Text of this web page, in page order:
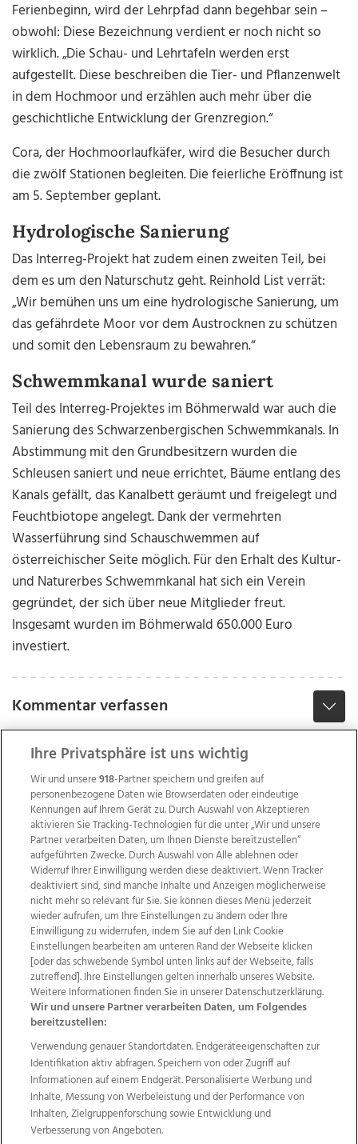
Ferienbeginn, wird der Lehrpfad dann begehbar sein –
obwohl: Diese Bezeichnung verdient er noch nicht so
wirklich. „Die Schau- und Lehrtafeln werden erst
aufgestellt. Diese beschreiben die Tier- und Pflanzenwelt
in dem Hochmoor und erzählen auch mehr über die
geschichtliche Entwicklung der Grenzregion.“
Cora, der Hochmoorlaufkäfer, wird die Besucher durch
die zwölf Stationen begleiten. Die feierliche Eröffnung ist
am 5. September geplant.
Hydrologische Sanierung
Das Interreg-Projekt hat zudem einen zweiten Teil, bei
dem es um den Naturschutz geht. Reinhold List verrät:
„Wir bemühen uns um eine hydrologische Sanierung, um
das gefährdete Moor vor dem Austrocknen zu schützen
und somit den Lebensraum zu bewahren.“
Schwemmkanal wurde saniert
Teil des Interreg-Projektes im Böhmerwald war auch die
Sanierung des Schwarzenbergischen Schwemmkanals. In
Abstimmung mit den Grundbesitzern wurden die
Schleusen saniert und neue errichtet, Bäume entlang des
Kanals gefällt, das Kanalbett geräumt und freigelegt und
Feuchtbiotope angelegt. Dank der vermehrten
Wasserführung sind Schauschwemmen auf
österreichischer Seite möglich. Für den Erhalt des Kultur-
und Naturerbes Schwemmkanal hat sich ein Verein
gegründet, der sich über neue Mitglieder freut.
Insgesamt wurden im Böhmerwald 650.000 Euro
investiert.
Kommentar verfassen
Wir über uns Mediadaten Kontakt
Jobs
Datenschutz
Impressum
AGB Anzeigekunden
AGB Website
Ehrenkodex Politische Werbung
Weitere Angebote des Medienhauses Wimmer
TV1 di-mog-i.at OÖNow
Ischler Woche
Life Radio
OÖNachrichten
OÖN Immobilien
OÖN Karriere
OÖN Reise
Promenaden Galerien
Regionaljobs
wasistlos.at
Ihre Privatsphäre ist uns wichtig
Wir und unsere918-Partner speichern und greifen auf
personenbezogene Daten wie Browserdaten oder eindeutige
Kennungen auf Ihrem Gerät zu. Durch Auswahl von Akzeptieren
aktivieren Sie Tracking-Technologien für die unter „Wir und unsere
Partner verarbeiten Daten, um Ihnen Dienste bereitzustellen“
aufgeführten Zwecke. Durch Auswahl von Alle ablehnen oder
Widerruf Ihrer Einwilligung werden diese deaktiviert. Wenn Tracker
deaktiviert sind, sind manche Inhalte und Anzeigen möglicherweise
nicht mehr so relevant für Sie. Sie können dieses Menü jederzeit
wieder aufrufen, um Ihre Einstellungen zu ändern oder Ihre
Einwilligung zu widerrufen, indem Sie auf den Link Cookie
Einstellungen bearbeiten am unteren Rand der Webseite klicken
[oder das schwebende Symbol unten links auf der Webseite, falls
zutreffend]. Ihre Einstellungen gelten innerhalb unseres Website.
Weitere Informationen finden Sie in unserer Datenschutzerklärung.
Wir und unsere Partner verarbeiten Daten, um Folgendes
bereitzustellen:
Verwendung genauer Standortdaten. Endgeräteeigenschaften zur
Identifikation aktiv abfragen. Speichern von oder Zugriff auf
Informationen auf einem Endgerät. Personalisierte Werbung und
Inhalte, Messung von Werbeleistung und der Performance von
Inhalten, Zielgruppenforschung sowie Entwicklung und
Verbesserung von Angeboten.